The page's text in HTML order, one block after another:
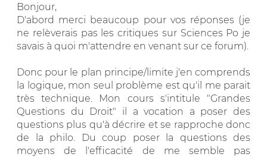
Bonjour,
D'abord merci beaucoup pour vos réponses (je
ne relèverais pas les critiques sur Sciences Po je
savais à quoi m'attendre en venant sur ce forum).
Donc pour le plan principe/limite j'en comprends
la logique, mon seul problème est qu'il me parait
très technique. Mon cours s'intitule "Grandes
Questions du Droit" il a vocation a poser des
questions plus qu'à décrire et se rapproche donc
de la philo. Du coup poser la questions des
moyens de l'efficacité de me semble pas